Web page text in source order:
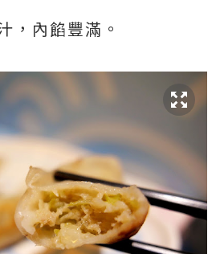
，內餡豐滿。